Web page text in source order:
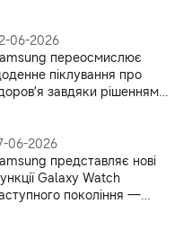
рішень для
оздоровлення
06-2026
переосмислює
піклування про
завдяки рішенням
06-2026
представляє нові
Galaxy Watch
покоління —